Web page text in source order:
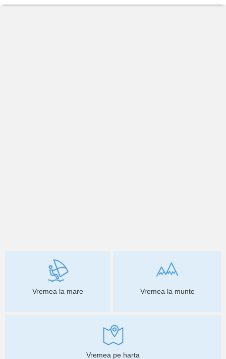
Vremea la mare Vremea la munte
Vremea pe harta